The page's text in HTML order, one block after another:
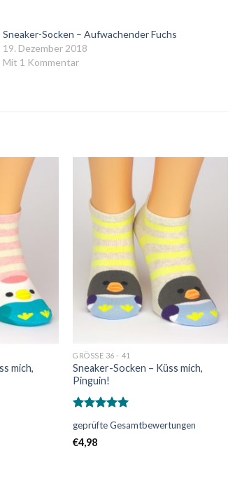
Sneaker-Socken – Aufwachender Fuchs
19. Dezember 2018
Mit 1 Kommentar
Wunschliste
mich,
Wunschliste
GRÖSSE 36 - 41
Sneaker-Socken – Küss mich,
Pinguin!
mit5.00
von 5
geprüfte Gesamtbewertungen
€4,98